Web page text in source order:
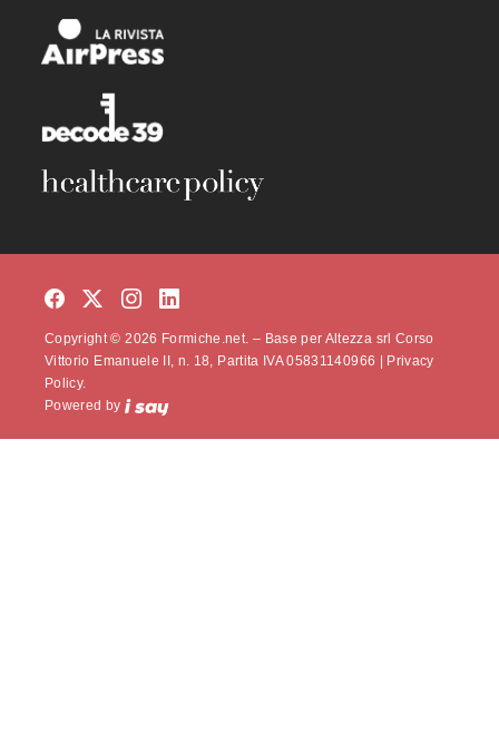
Copyright © 2026 Formiche.net. – Base per Altezza srl Corso
Vittorio Emanuele II, n. 18, Partita IVA 05831140966 |
Privacy
Policy.
Powered by